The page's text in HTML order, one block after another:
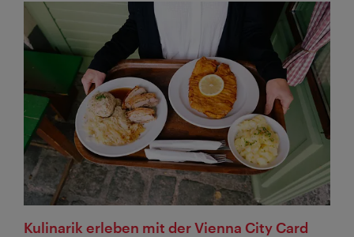
Kulinarik erleben mit der Vienna City Card